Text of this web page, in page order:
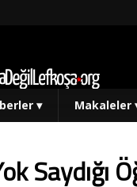
▾ Makaleler
Saydığı